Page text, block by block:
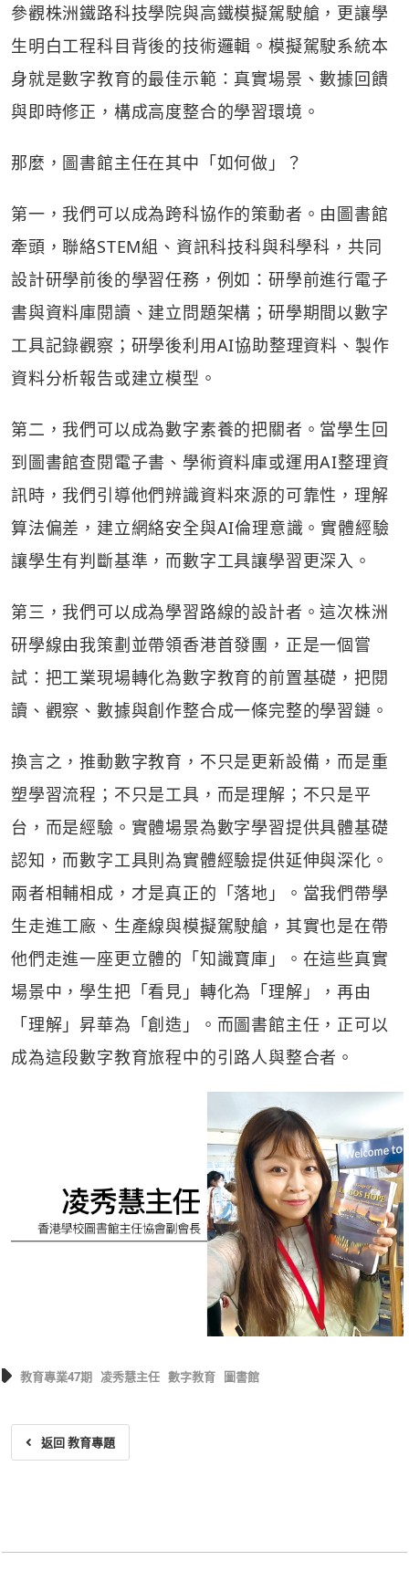
參觀株洲鐵路科技學院與高鐵模擬駕駛艙，更讓學
生明白工程科目背後的技術邏輯。模擬駕駛系統本
身就是數字教育的最佳示範：真實場景、數據回饋
與即時修正，構成高度整合的學習環境。
那麼，圖書館主任在其中「如何做」？
第一，我們可以成為跨科協作的策動者。由圖書館
牽頭，聯絡STEM組、資訊科技科與科學科，共同
設計研學前後的學習任務，例如：研學前進行電子
書與資料庫閱讀、建立問題架構；研學期間以數字
工具記錄觀察；研學後利用AI協助整理資料、製作
資料分析報告或建立模型。
第二，我們可以成為數字素養的把關者。當學生回
到圖書館查閱電子書、學術資料庫或運用AI整理資
訊時，我們引導他們辨識資料來源的可靠性，理解
算法偏差，建立網絡安全與AI倫理意識。實體經驗
讓學生有判斷基準，而數字工具讓學習更深入。
第三，我們可以成為學習路線的設計者。這次株洲
研學線由我策劃並帶領香港首發團，正是一個嘗
試：把工業現場轉化為數字教育的前置基礎，把閱
讀、觀察、數據與創作整合成一條完整的學習鏈。
換言之，推動數字教育，不只是更新設備，而是重
塑學習流程；不只是工具，而是理解；不只是平
台，而是經驗。實體場景為數字學習提供具體基礎
認知，而數字工具則為實體經驗提供延伸與深化。
兩者相輔相成，才是真正的「落地」。當我們帶學
生走進工廠、生產線與模擬駕駛艙，其實也是在帶
他們走進一座更立體的「知識寶庫」。在這些真實
場景中，學生把「看見」轉化為「理解」，再由
「理解」昇華為「創造」。而圖書館主任，正可以
成為這段數字教育旅程中的引路人與整合者。
教育專業47期 凌秀慧主任 數字教育 圖書館
返回 教育專題